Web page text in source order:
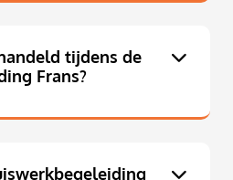
tijdens de
Frans?